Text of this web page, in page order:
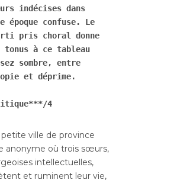
indécises dans
époque confuse. Le
pris choral donne
tonus à ce tableau
sombre, entre
et déprime.
4
petite ville de province
anonyme où trois sœurs,
intellectuelles,
et ruminent leur vie,